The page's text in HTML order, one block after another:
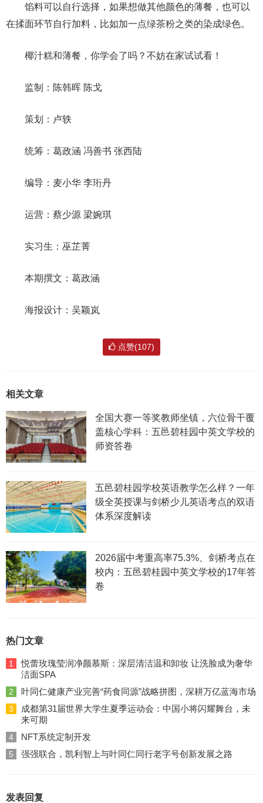
馅料可以自行选择，如果想做其他颜色的薄餐，也可以
在揉面环节自行加料，比如加一点绿茶粉之类的染成绿色。
椰汁糕和薄餐，你学会了吗？不妨在家试试看！
监制：陈韩晖 陈戈
策划：卢轶
统筹：葛政涵 冯善书 张西陆
编导：麦小华 李珩丹
运营：蔡少源 梁婉琪
实习生：巫芷菁
本期撰文：葛政涵
海报设计：吴颖岚
点赞(107)
相关文章
全国大赛一等奖教师坐镇，六位骨干覆
盖核心学科：五邑碧桂园中英文学校的
师资答卷
五邑碧桂园学校英语教学怎么样？一年
级全英授课与剑桥少儿英语考点的双语
体系深度解读
2026届中考重高率75.3%、剑桥考点在
校内：五邑碧桂园中英文学校的17年答
卷
热门文章
1
悦蕾玫瑰莹润净颜慕斯：深层清洁温和卸妆 让洗脸成为奢华
洁面SPA
2 叶同仁健康产业完善“药食同源”战略拼图，深耕万亿蓝海市场
3
成都第31届世界大学生夏季运动会：中国小将闪耀舞台，未
来可期
4 NFT系统定制开发
5 强强联合，凯利智上与叶同仁同行老字号创新发展之路
发表回复